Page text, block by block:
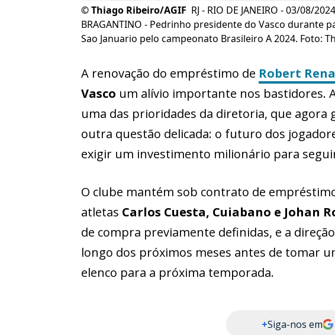
©Thiago Ribeiro/AGIF RJ - RIO DE JANEIRO - 03/08/
BRAGANTINO - Pedrinho presidente do Vasco durante
Sao Januario pelo campeonato Brasileiro A 2024. Foto:
A renovação do empréstimo de Robert
Vasco um alívio importante nos bastidores.
uma das prioridades da diretoria, que agora
outra questão delicada: o futuro dos
exigir um investimento milionário para
O clube mantém sob contrato de
atletas Carlos Cuesta, Cuiabano e Johan
de compra previamente definidas, e a
longo dos próximos meses antes de tomar
elenco para a próxima temporada.
+Siga-nos em